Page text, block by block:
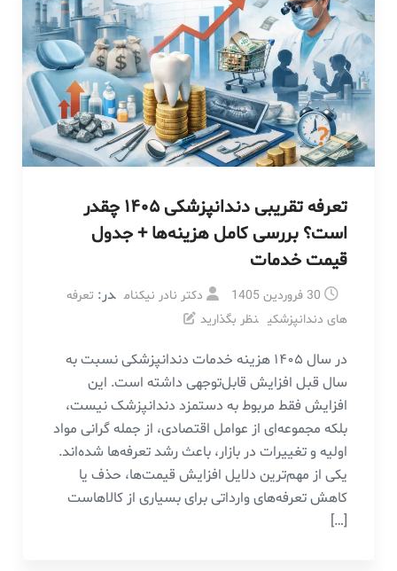
تعرفه تقریبی دندانپزشکی ۱۴۰۵ چقدر
است؟ بررسی کامل هزینه‌ها + جدول
قیمت خدمات
30 فروردین 1405 دکتر نادر نیکنام در: تعرفه
های دندانپزشکی نظر بگذارید
در سال ۱۴۰۵ هزینه خدمات دندانپزشکی نسبت به
سال قبل افزایش قابل‌توجهی داشته است. این
افزایش فقط مربوط به دستمزد دندانپزشک نیست،
بلکه مجموعه‌ای از عوامل اقتصادی، از جمله گرانی مواد
اولیه و تغییرات در بازار، باعث رشد تعرفه‌ها شده‌اند.
یکی از مهم‌ترین دلایل افزایش قیمت‌ها، حذف یا
کاهش تعرفه‌های وارداتی برای بسیاری از کالاهاست
[…]